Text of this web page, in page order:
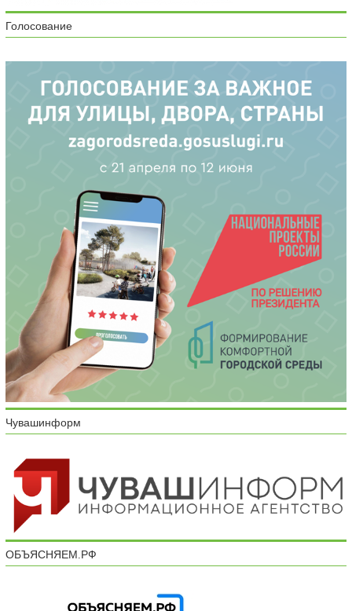
Голосование
Чувашинформ
ОБЪЯСНЯЕМ.РФ